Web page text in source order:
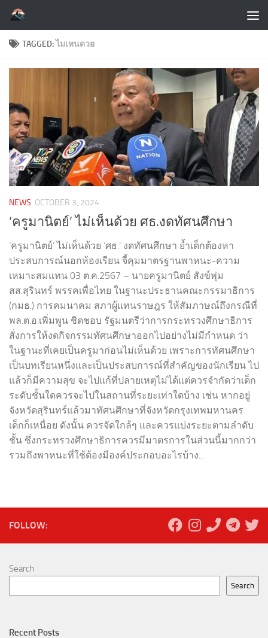
Skip to content
TAGGED:ไมเหนดวย
NEWS OCTOBER 3, 2024
‘ครูมานิตย์’ ไม่เห็นด้วย ศธ.งดทัศนศึกษา
‘ครูมานิตย์’ ไม่เห็นด้วย ‘ศธ.’ งดทัศนศึกษา ย้ำเด็กต้องหา
ประสบการณ์นอกห้องเรียน จี้คุมมาตรฐานพาหนะ-ความ
เหมาะสมแทน 03 ต.ค.2567 – นายครูมานิตย์ สังข์พุ่ม
สส.สุรินทร์ พรรคเพื่อไทย ในฐานะประธานคณะกรรมาธิการ
(กมธ.) การคมนาคม สภาผู้แทนราษฎร ให้สัมภาษณ์ถึงกรณีที่
พล.ต.อ.เพิ่มพูน ชิดชอบ รัฐมนตรีว่าการกระทรวงศึกษาธิการ
สั่งการให้งดกิจกรรมทัศนศึกษาออกไปอย่างไม่มีกำหนด ว่า
ในฐานะที่เคยเป็นครูมาก่อนไม่เห็นด้วย เพราะการทัศนศึกษา
เป็นบทเรียนหนึ่งและเป็นประสบการณ์ที่สำคัญของนักเรียน ไป
แล้วก็มีความสุข จะไปแก้ที่ปลายเหตุไม่ได้แต่ควรจำกัดว่าเด็ก
ระดับชั้นใดควรจะไปในสถานที่ระยะเท่าใดบ้าง เช่น หากอยู่
จังหวัดสุรินทร์แล้วมาทัศนศึกษาที่จังหวัดกรุงเทพมหานคร
เด็กก็เหนื่อย ดังนั้น ควรจัดใกล้ๆ และควรแบ่งระยะตามลำดับ
ชั้น ซึ่งกระทรวงศึกษาธิการควรมีมาตรการในส่วนนี้มากกว่า
รวมถึงพาหนะที่ใช้ต้องมีองค์ประกอบอะไรบ้าง...
FOLLOW:
Search
Search
Recent Posts